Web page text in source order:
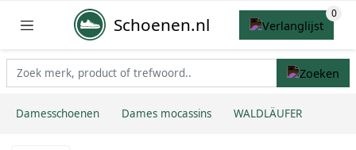
Schoenen.nl
Damesschoenen Dames mocassins WALDLÄUFER